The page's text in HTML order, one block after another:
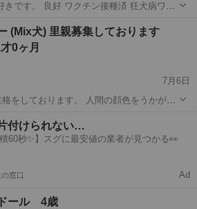
種済 狂犬病ワク
譲渡になります。 独身者と高齢者のの方
宮駅 柴犬 去勢手術
(Mix犬) 里親募集しております
0ヶ月
7月6日
をしております。 人間の顔色をうかがう
に過ごしており、うんちは夕方の散歩時
マナーベ...
駅 その他
付けられない…
積60秒✨】スグに最安値の業者が見つかる👀
窓口 Ad
ール 4歳